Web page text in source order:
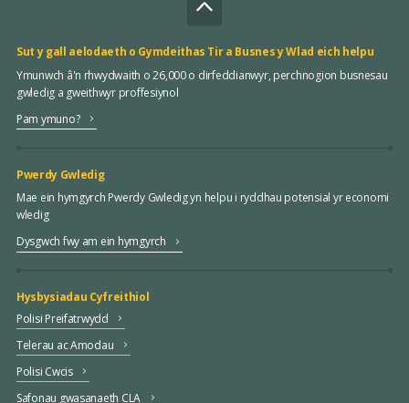
Sut y gall aelodaeth o Gymdeithas Tir a Busnes y Wlad eich helpu
Ymunwch â'n rhwydwaith o 26,000 o dirfeddianwyr, perchnogion busnesau
gwledig a gweithwyr proffesiynol
Pam ymuno?
Pwerdy Gwledig
Mae ein hymgyrch Pwerdy Gwledig yn helpu i ryddhau potensial yr economi
wledig
Dysgwch fwy am ein hymgyrch
Hysbysiadau Cyfreithiol
Polisi Preifatrwydd
Telerau ac Amodau
Polisi Cwcis
Safonau gwasanaeth CLA